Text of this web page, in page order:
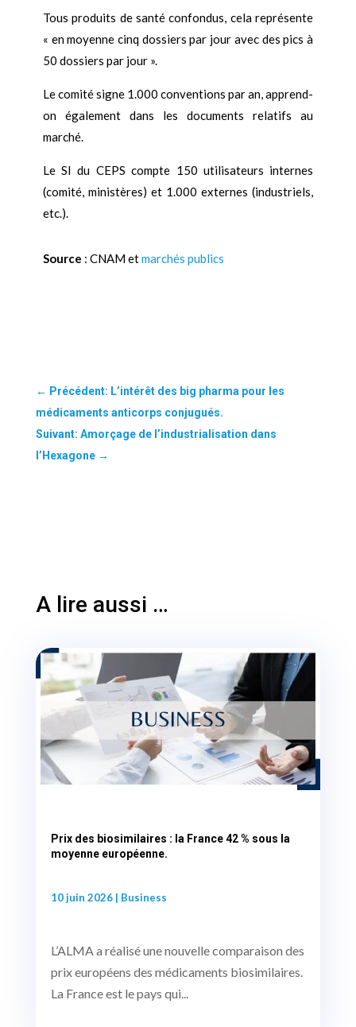
Tous produits de santé confondus, cela représente
« en moyenne cinq dossiers par jour avec des pics à
50 dossiers par jour ».
Le comité signe 1.000 conventions par an, apprend-
on également dans les documents relatifs au
marché.
Le SI du CEPS compte 150 utilisateurs internes
(comité, ministères) et 1.000 externes (industriels,
etc.).
Source : CNAM etmarchés publics
← Précédent: L’intérêt des big pharma pour les
médicaments anticorps conjugués.
Suivant: Amorçage de l’industrialisation dans
l’Hexagone→
A lire aussi …
Prix des biosimilaires : la France 42 % sous la
moyenne européenne.
10 juin 2026| Business
L’ALMA a réalisé une nouvelle comparaison des
prix européens des médicaments biosimilaires.
La France est le pays qui...